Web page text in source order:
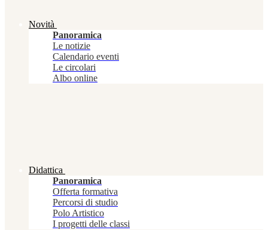
Novità
Panoramica
Le notizie
Calendario eventi
Le circolari
Albo online
Didattica
Panoramica
Offerta formativa
Percorsi di studio
Polo Artistico
I progetti delle classi